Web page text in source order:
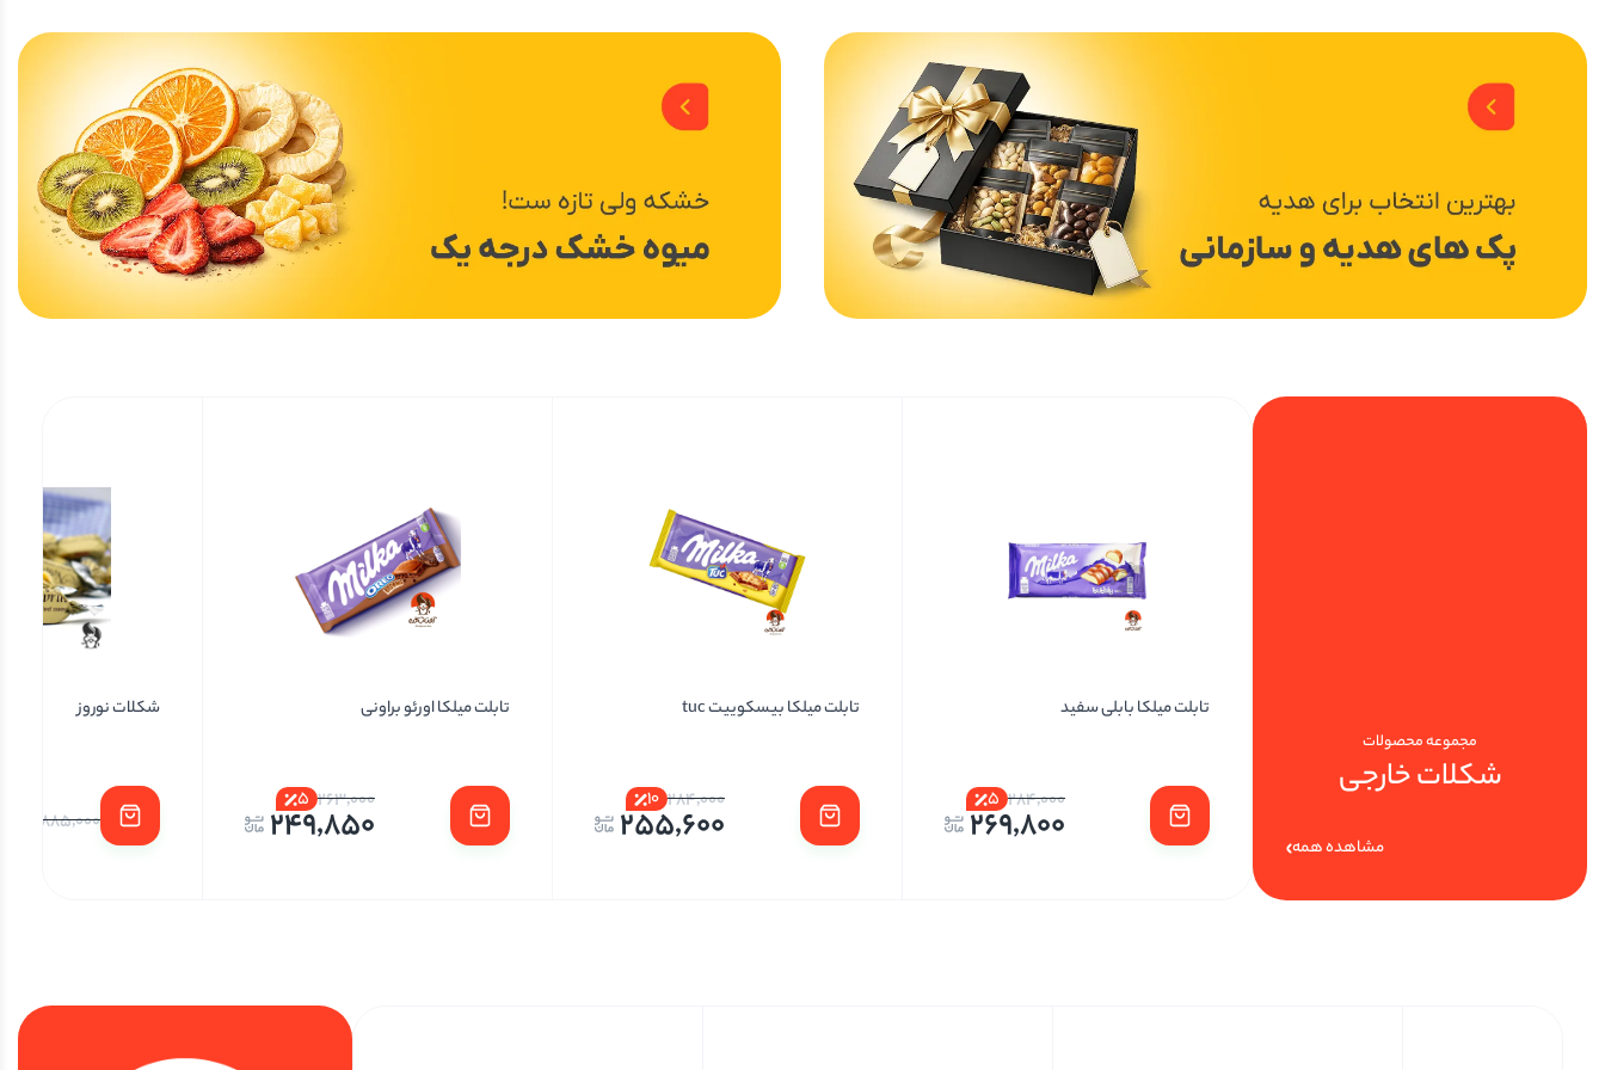
مجموعه محصولات
شکلات خارجی
مشاهده همه
5 506,000
480,700
تابلت میلکا بابلی سفید
5 284,000
269,800
تابلت میلکا بیسکوییت tuc
10 284,000
255,600
تابلت میلکا اورئو براونی
5 263,000
249,850
شکلات نوروز
885,000